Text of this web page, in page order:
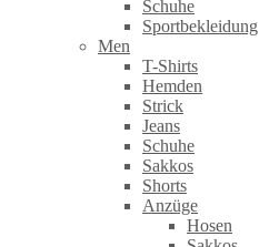
Schuhe
Sportbekleidung
Men
T-Shirts
Hemden
Strick
Jeans
Schuhe
Sakkos
Shorts
Anzüge
Hosen